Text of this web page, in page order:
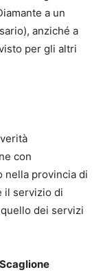
a un
anziché a
per gli altri
con
nella provincia di
il servizio di
dei servizi